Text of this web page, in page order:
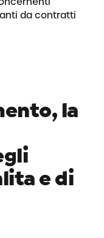
da contratti
la
e di